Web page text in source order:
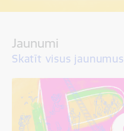
Jaunumi
Skatīt visus jaunumus